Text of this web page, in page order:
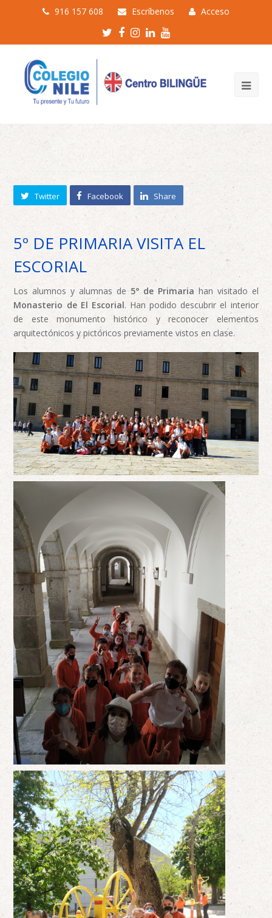
916 157 608 Escríbenos Acceso
Twitter
Profile
Facebook
Profile
Instagram
Profile
LinkedIn
Profile
Youtube
Profile
Twitter Facebook Share
5º DE PRIMARIA VISITA EL
ESCORIAL
Los alumnos y alumnas de 5° de Primaria han visitado el
Monasterio de El Escorial. Han podido descubrir el interior
de este monumento histórico y reconocer elementos
arquitectónicos y pictóricos previamente vistos en clase.